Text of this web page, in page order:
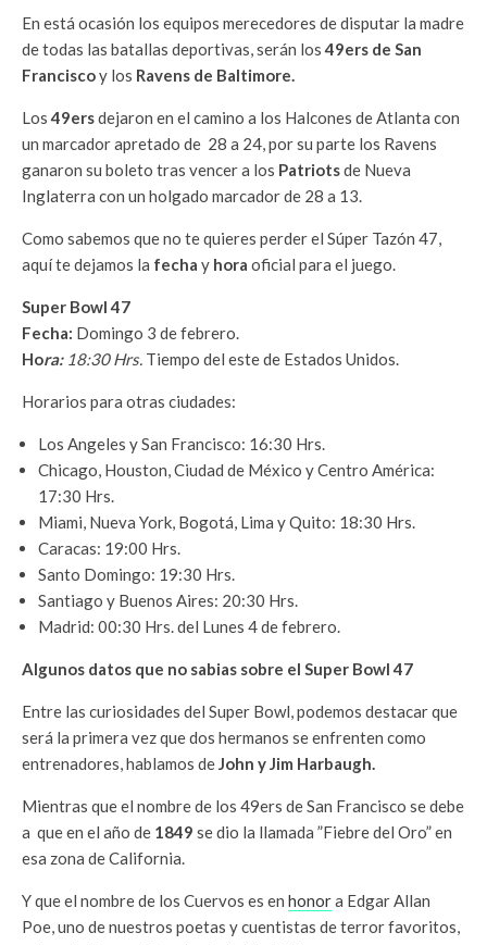
En está ocasión los equipos merecedores de disputar la madre
de todas las batallas deportivas, serán los49ers de San
Franciscoy los Ravens de Baltimore.
Los49ersdejaron en el camino a los Halcones de Atlanta con
un marcador apretado de 28 a 24, por su parte los Ravens
ganaron su boleto tras vencer a los Patriotsde Nueva
Inglaterra con un holgado marcador de 28 a 13.
Como sabemos que no te quieres perder el Súper Tazón 47,
aquí te dejamos la fecha y hora oficial para el juego.
Super Bowl 47
Fecha: Domingo 3 de febrero.
Hora: 18:30 Hrs. Tiempo del este de Estados Unidos.
Horarios para otras ciudades:
Los Angeles y San Francisco: 16:30 Hrs.
Chicago, Houston, Ciudad de México y Centro América:
17:30 Hrs.
Miami, Nueva York, Bogotá, Lima y Quito: 18:30 Hrs.
Caracas: 19:00 Hrs.
Santo Domingo: 19:30 Hrs.
Santiago y Buenos Aires: 20:30 Hrs.
Madrid: 00:30 Hrs. del Lunes 4 de febrero.
Algunos datos que no sabias sobre el Super Bowl 47
Entre las curiosidades del Super Bowl, podemos destacar que
será la primera vez que dos hermanos se enfrenten como
entrenadores, hablamos deJohn y Jim Harbaugh.
Mientras que el nombre de los 49ers de San Francisco se debe
a que en el año de 1849 se dio la llamada ”Fiebre del Oro” en
esa zona de California.
Y que el nombre de los Cuervos es en honora Edgar Allan
Poe, uno de nuestros poetas y cuentistas de terror favoritos,